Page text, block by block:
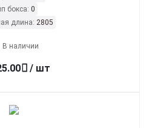
бокса: 0
длина: 2805
В наличии
/ шт